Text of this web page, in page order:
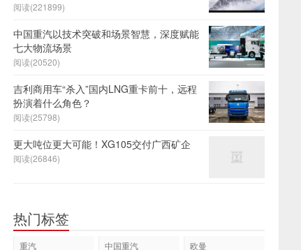
阅读(221899)
中国重汽以技术突破和场景智慧，深度赋能
七大物流场景
阅读(20520)
吉利商用车“杀入”国内LNG重卡前十，远程
扮演着什么角色？
阅读(25798)
更大吨位更大可能！XG105交付广西矿企
阅读(26846)
热门标签
重汽 中国重汽
欧曼